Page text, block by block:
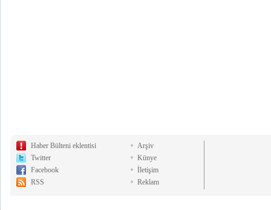
Haber Bülteni eklentisi
Twitter
Facebook
RSS
Arşiv
Künye
İletişim
Reklam